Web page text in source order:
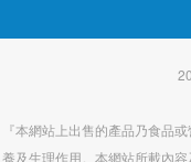
『本網站上出售的產品乃食品
養及生理作用。本網站所載內